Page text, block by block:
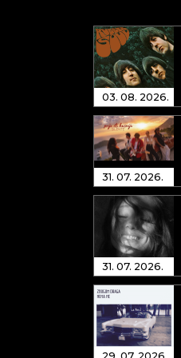
03. 08. 2026.
31. 07. 2026.
31. 07. 2026.